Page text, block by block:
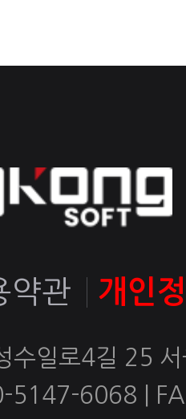
약관 개인
수일로4길 25
5147-6068 |